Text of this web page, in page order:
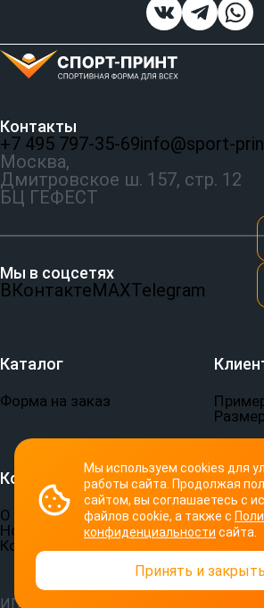
Мы используем cookies для
работы сайта. Продолжая
сайтом, вы соглашаетесь с
файлов cookie, а также с
конфиденциальности сайта.
Принять и закрыть
Контакты
+7 495 797‑35-69info@sport-
Москва,
Дмитровское ш. 157, стр. 12
БЦ ГЕФЕСТ
Мы в соцсетях
ВКонтактеMAXTelegram
Каталог
Форма на заказ
Компания
О компании
Новости
Контакты
ИП Семериков П. В.